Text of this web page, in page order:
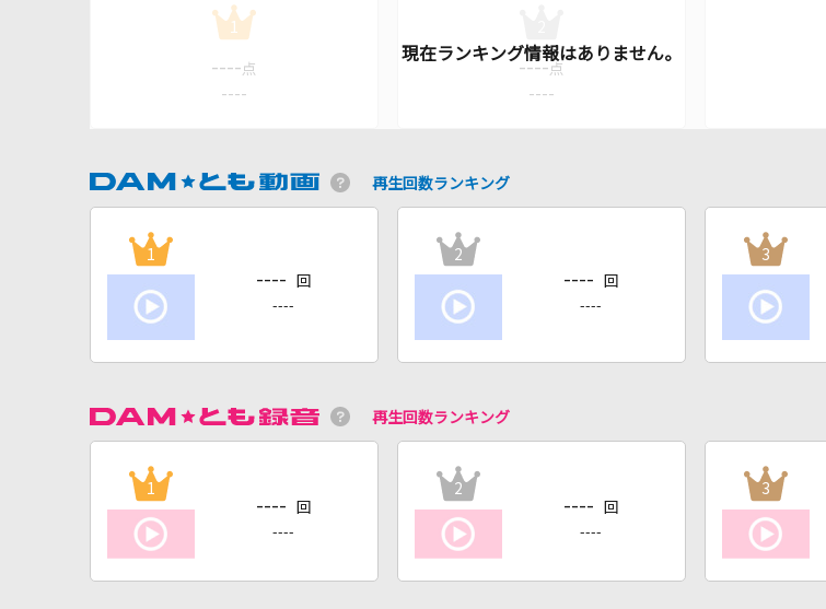
1
---- 点
----
---- 点
----
再生回数ランキング
1
---- 回
----
2
---- 回
----
3
再生回数ランキング
1
---- 回
----
2
---- 回
----
3